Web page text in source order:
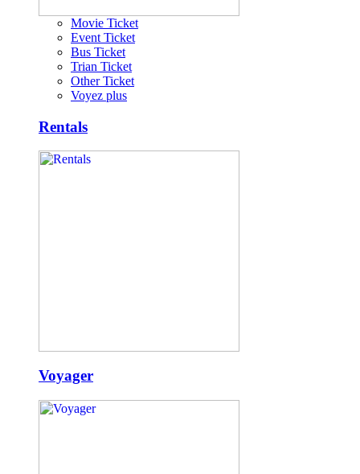
Movie Ticket
Event Ticket
Bus Ticket
Trian Ticket
Other Ticket
Voyez plus
Rentals
Voyager